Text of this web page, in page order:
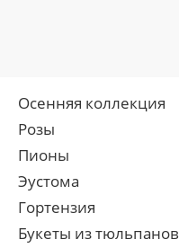
Осенняя коллекция
Розы
Пионы
Эустома
Гортензия
Букеты из тюльпанов